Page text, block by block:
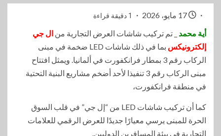
1 دقيقة قراءة
أية محمد _ تم تركيب شاشات العرض التجارية من ال جي
إلكترونيكس
بما في ذلك شاشات LED ضخمة في مبنى
الركاب رقم 3 بمطار فرانكفورت في ألمانيا. ويمثل افتتاح
مبنى الركاب رقم 3 تنفيذا لأحد أضخم مشاريع البنية التحتية
في منطقة فرانكفورت،
كما أن تركيب شاشات LED من “إل جي” في قلب السوق
الحرة للمبنى يرسي معيارًا جديدًا للعرض الرقمي للعلامات
التجارية في بيئة المسافرين الدوليين.